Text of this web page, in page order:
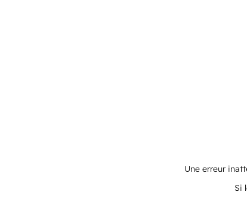
Une erreur
Si